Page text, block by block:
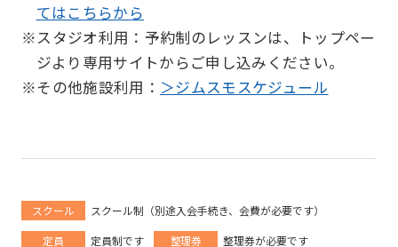
てはこちらから
※スタジオ利用：予約制のレッスンは、トップペー
ジより専用サイトからご申し込みください。
※その他施設利用： ＞ジムスモスケジュール
スクール
スクール制（別途入会手続き、会費が必要です）
定員
定員制です 整理券
整理券が必要です